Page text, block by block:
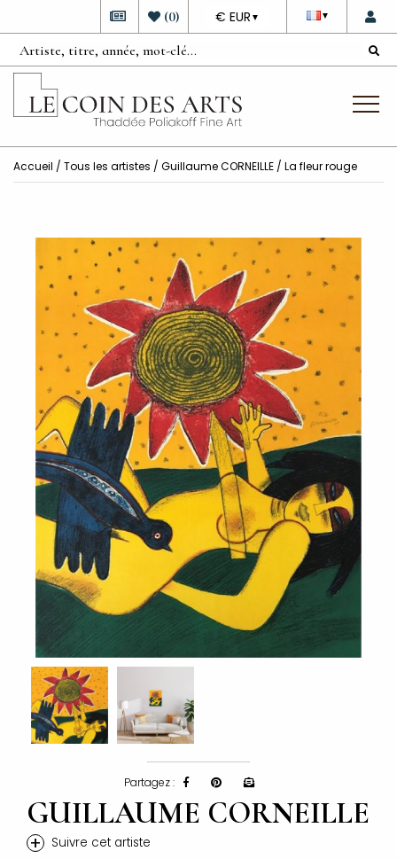
▼
DEVISE
€ EUR ▼
(0)
Accueil / Tous les artistes / Guillaume CORNEILLE / La fleur rouge
Partagez :
GUILLAUME CORNEILLE
+ Suivre cet artiste